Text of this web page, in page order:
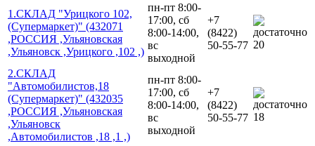
1.СКЛАД "Урицкого 102,
(Супермаркет)" (432071
,РОССИЯ ,Ульяновская
,Ульяновск ,Урицкого ,102 ,)
пн-пт 8:00-
17:00, сб
8:00-14:00,
вс
выходной
+7
(8422)
50-55-77 20
2.СКЛАД
"Автомобилистов,18
(Супермаркет)" (432035
,РОССИЯ ,Ульяновская
,Ульяновск
,Автомобилистов ,18 ,1 ,)
пн-пт 8:00-
17:00, сб
8:00-14:00,
вс
выходной
+7
(8422)
50-55-77 18